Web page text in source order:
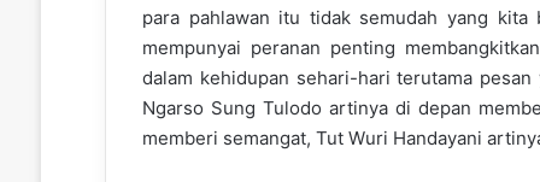
para pahlawan itu tidak semudah yang kita
mempunyai peranan penting
dalam kehidupan sehari-hari terutama
Ngarso Sung Tulodo artinya di depan
memberi semangat, Tut Wuri Handayani